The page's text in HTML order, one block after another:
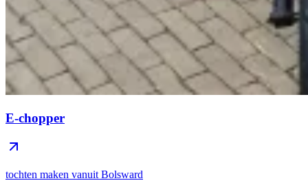
E-chopper
tochten maken vanuit Bolsward